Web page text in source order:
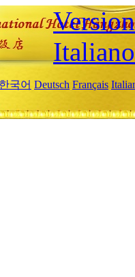
Italiano
한국어 Deutsch Français